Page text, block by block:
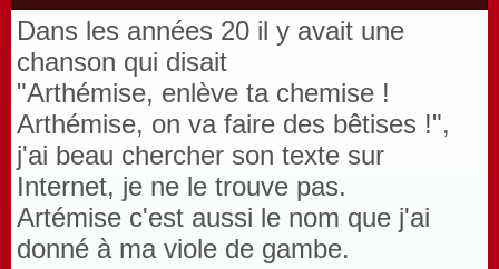
Dans les années 20 il y avait une
chanson qui disait
"Arthémise, enlève ta chemise !
Arthémise, on va faire des bêtises !",
j'ai beau chercher son texte sur
Internet, je ne le trouve pas.
Artémise c'est aussi le nom que j'ai
donné à ma viole de gambe.